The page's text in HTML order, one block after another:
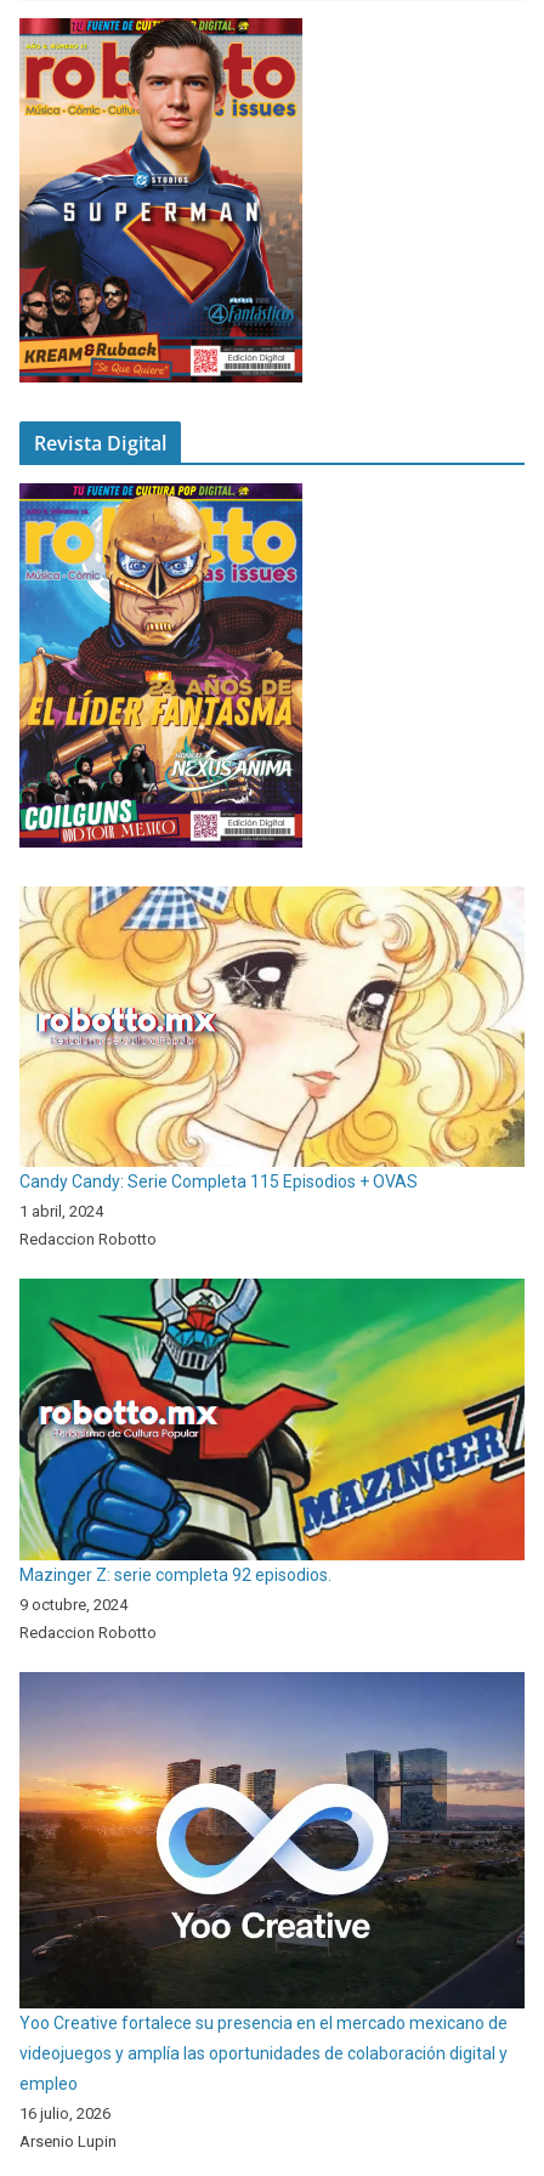
Revista Digital
Candy Candy: Serie Completa 115 Episodios + OVAS
1 abril, 2024
Redaccion Robotto
Mazinger Z: serie completa 92 episodios.
9 octubre, 2024
Redaccion Robotto
Yoo Creative fortalece su presencia en el mercado mexicano de
videojuegos y amplía las oportunidades de colaboración digital y
empleo
16 julio, 2026
Arsenio Lupin